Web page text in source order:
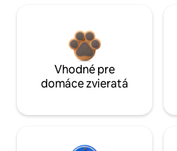
Vhodné pre
domáce zvieratá